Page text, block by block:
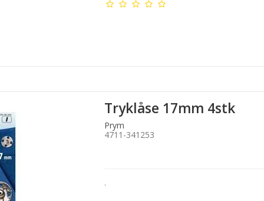
Tryklåse 17mm 4stk
Prym
4711-341253
.